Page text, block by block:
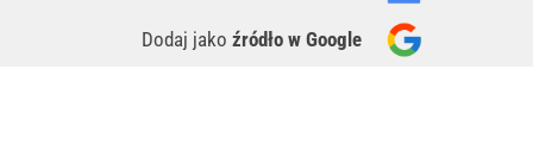
Dodaj jako źródło w Google